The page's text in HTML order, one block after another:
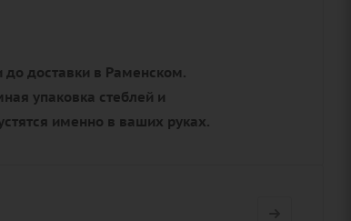
доставки в Раменском.
упаковка стеблей и
именно в ваших руках.